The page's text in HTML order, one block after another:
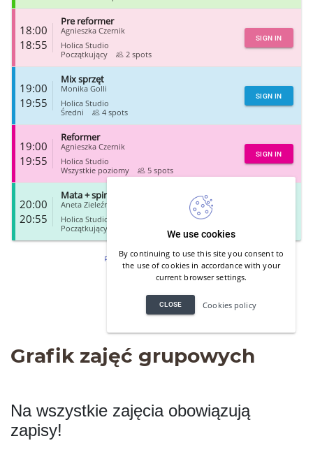
Grafik zajęć grupowych
Na wszys­tkie zaję­cia obow­iązują
zapisy!